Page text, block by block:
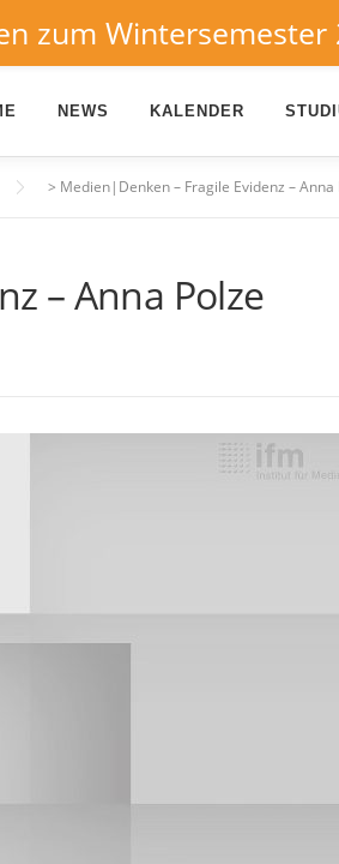
NEWS KALENDER
> Medien|Denken – Fragile Evidenz – Anna
– Anna Polze
zum Wintersemester